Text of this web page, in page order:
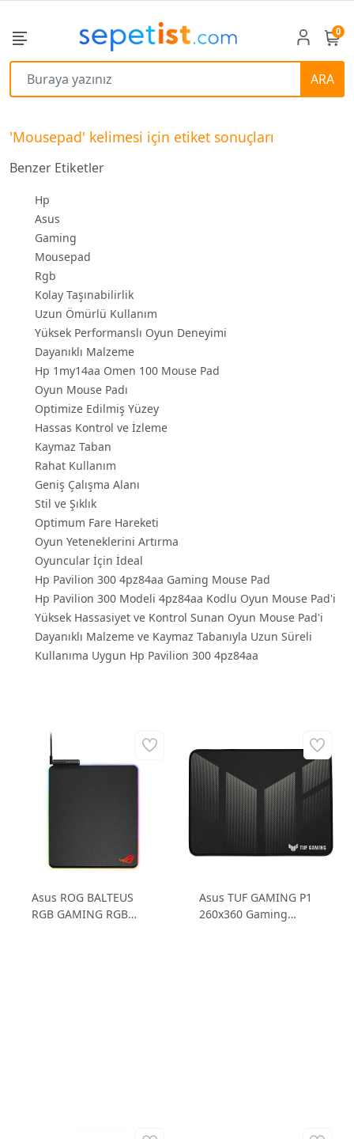
ARA
0
'Mousepad' kelimesi için etiket sonuçları
Benzer Etiketler
Hp
Asus
Gaming
Mousepad
Rgb
Kolay Taşınabilirlik
Uzun Ömürlü Kullanım
Yüksek Performanslı Oyun Deneyimi
Dayanıklı Malzeme
Hp 1my14aa Omen 100 Mouse Pad
Oyun Mouse Padı
Optimize Edilmiş Yüzey
Hassas Kontrol ve İzleme
Kaymaz Taban
Rahat Kullanım
Geniş Çalışma Alanı
Stil ve Şıklık
Optimum Fare Hareketi
Oyun Yeteneklerini Artırma
Oyuncular İçin İdeal
Hp Pavilion 300 4pz84aa Gaming Mouse Pad
Hp Pavilion 300 Modeli 4pz84aa Kodlu Oyun Mouse Pad'i
Yüksek Hassasiyet ve Kontrol Sunan Oyun Mouse Pad'i
Dayanıklı Malzeme ve Kaymaz Tabanıyla Uzun Süreli
Kullanıma Uygun Hp Pavilion 300 4pz84aa
Asus ROG BALTEUS
RGB GAMING RGB
Asus TUF GAMING P1
260x360 Gaming